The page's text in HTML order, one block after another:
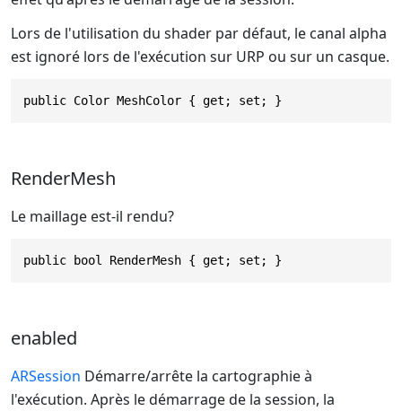
Lors de l'utilisation du shader par défaut, le canal alpha
est ignoré lors de l'exécution sur URP ou sur un casque.
public Color MeshColor { get; set; }
RenderMesh
Le maillage est-il rendu?
public bool RenderMesh { get; set; }
enabled
ARSession Démarre/arrête la cartographie à
l'exécution. Après le démarrage de la session, la